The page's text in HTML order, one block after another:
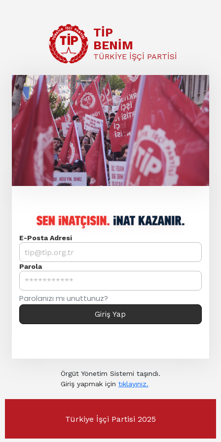
TİP
BENİM
TÜRKİYE İŞÇİ PARTİSİ
E-Posta Adresi
E-posta adresinizi girin
Parola
Parolanızı girin
Parolanızı mı unuttunuz?
Giriş Yap
Örgüt Yönetim Sistemi taşındı.
Giriş yapmak için tıklayınız.
Türkiye İşçi Partisi 2025